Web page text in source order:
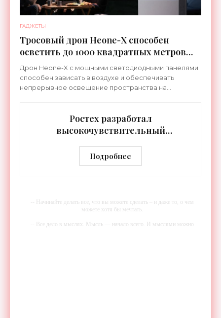
ГАДЖЕТЫ
Тросовый дрон Heone-X способен
осветить до 1000 квадратных метров
земли - «Беспилотники»
Дрон Heone-X с мощными светодиодными панелями
способен зависать в воздухе и обеспечивать
непрерывное освещение пространства на
Ростех разработал
высокочувствительный
дальностью распознавания до 2 км
- «Гаджеты»
Подробнее
-- Начинайте делать все, что вы можете сделать – и даже то, о чем
можете хотя бы мечтать.
-- Все дело в мыслях. Мысль — начало всего. И мыслями можно